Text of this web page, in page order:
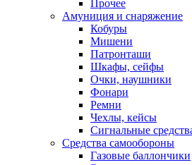
Прочее
Амуниция и снаряжение
Кобуры
Мишени
Патронташи
Шкафы, сейфы
Очки, наушники
Фонари
Ремни
Чехлы, кейсы
Сигнальные
Средства самообороны
Газовые баллончики